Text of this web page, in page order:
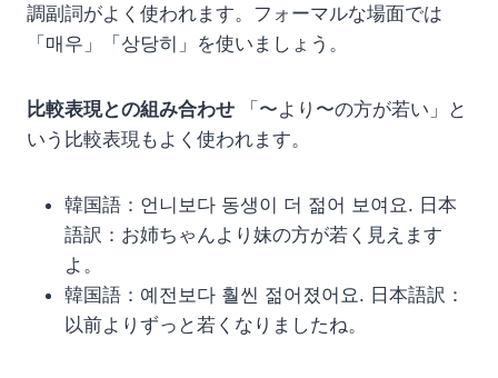
調副詞がよく使われます。フォーマルな場面では
「매우」「상당히」を使いましょう。
比較表現との組み合わせ 「〜より〜の方が若い」と
いう比較表現もよく使われます。
韓国語：언니보다 동생이 더 젊어 보여요. 日本
語訳：お姉ちゃんより妹の方が若く見えます
よ。
韓国語：예전보다 훨씬 젊어졌어요. 日本語訳：
以前よりずっと若くなりましたね。